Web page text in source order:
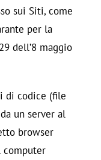
sui Siti, come
per la
dell’8 maggio
di codice (file
un server al
browser
computer